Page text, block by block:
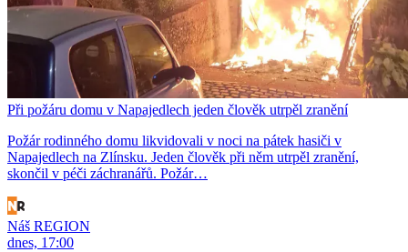
Při požáru domu v Napajedlech jeden člověk utrpěl zranění
Požár rodinného domu likvidovali v noci na pátek hasiči v
Napajedlech na Zlínsku. Jeden člověk při něm utrpěl zranění,
skončil v péči záchranářů. Požár…
Náš REGION
dnes, 17:00